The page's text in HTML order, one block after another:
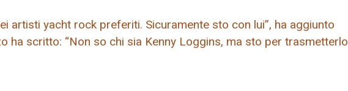
artisti yacht rock preferiti. Sicuramente sto con lui”, ha aggiunto
ha scritto: “Non so chi sia Kenny Loggins, ma sto per trasmetterlo